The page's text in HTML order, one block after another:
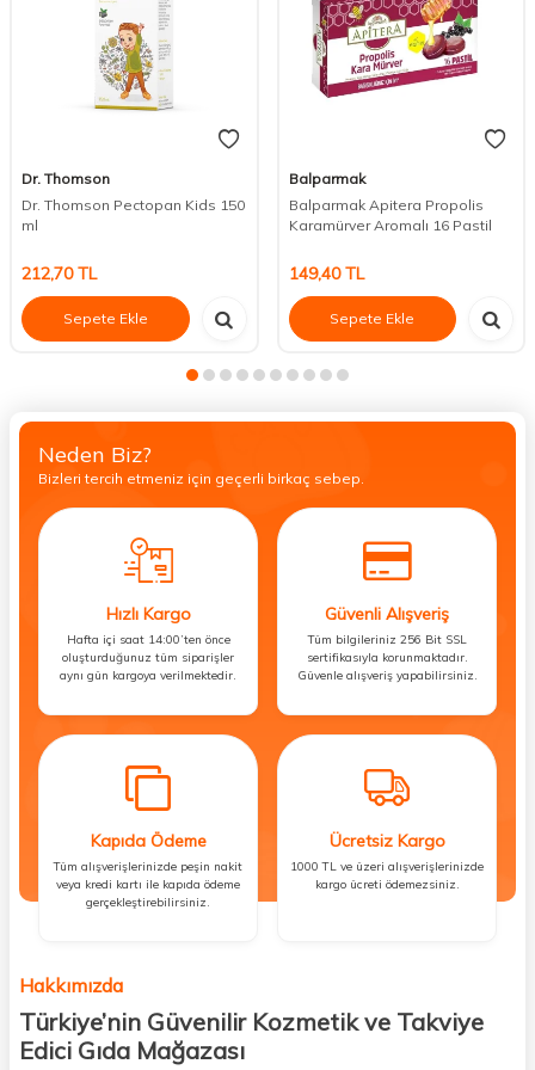
Dr. Thomson
Dr. Thomson Pectopan Kids 150
ml
212,70TL
Sepete Ekle
Balparmak
Balparmak Apitera Propolis
Karamürver Aromalı 16 Pastil
149,40TL
Sepete Ekle
Neden Biz?
Bizleri tercih etmeniz için geçerli birkaç sebep.
Hızlı Kargo
Hafta içi saat 14:00’ten önce
oluşturduğunuz tüm siparişler
aynı gün kargoya verilmektedir.
Güvenli Alışveriş
Tüm bilgileriniz 256 Bit SSL
sertifikasıyla korunmaktadır.
Güvenle alışveriş yapabilirsiniz.
Kapıda Ödeme
Tüm alışverişlerinizde peşin nakit
veya kredi kartı ile kapıda ödeme
gerçekleştirebilirsiniz.
Ücretsiz Kargo
1000 TL ve üzeri alışverişlerinizde
kargo ücreti ödemezsiniz.
Hakkımızda
Türkiye’nin Güvenilir Kozmetik ve Takviye
Edici Gıda Mağazası